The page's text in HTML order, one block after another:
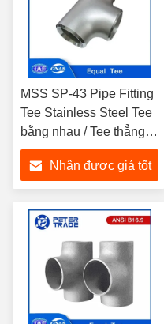
MSS SP-43 Pipe Fitting
Tee Stainless Steel Tee
bằng nhau / Tee thẳng
ASTM A403 WP304
WP316Nhận được giá tốt